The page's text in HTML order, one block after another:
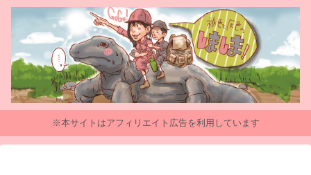
※本サイトはアフィリエイト広告を利用しています